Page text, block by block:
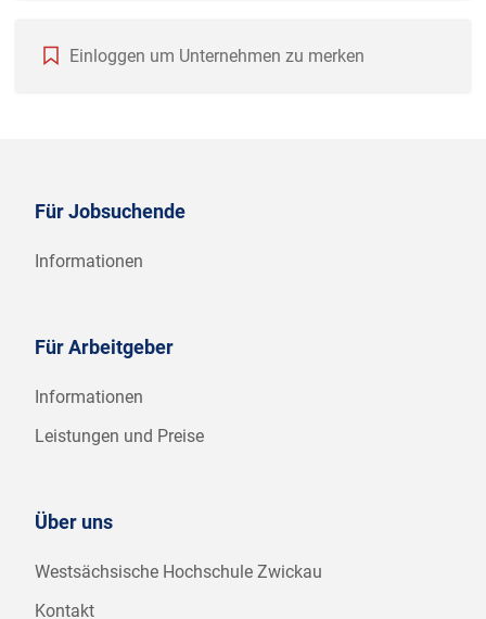
Einloggen um Unternehmen zu merken
Für Jobsuchende
Informationen
Für Arbeitgeber
Informationen
Leistungen und Preise
Über uns
Westsächsische Hochschule Zwickau
Kontakt